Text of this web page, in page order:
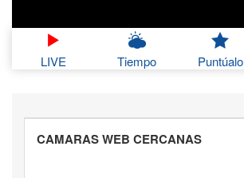
LIVE Tiempo Puntúalo
CAMARAS WEB CERCANAS